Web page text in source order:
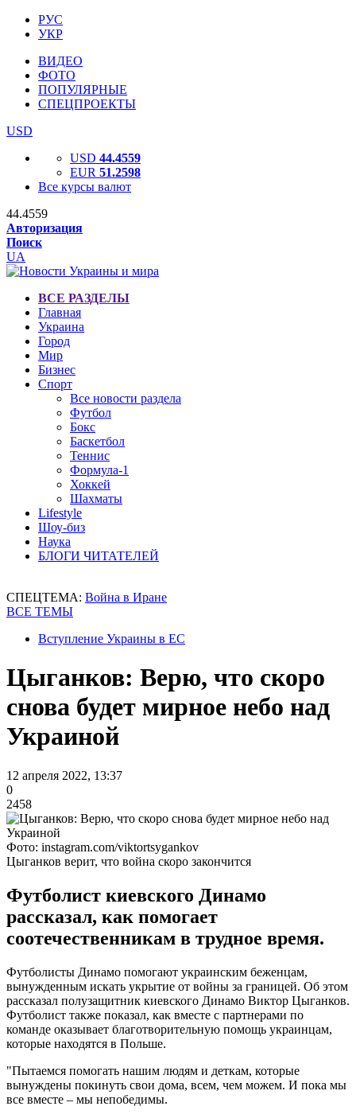
РУС
УКР
ВИДЕО
ФОТО
ПОПУЛЯРНЫЕ
СПЕЦПРОЕКТЫ
USD
USD 44.4559
EUR 51.2598
Все курсы валют
44.4559
Авторизация
Поиск
UA
ВСЕ РАЗДЕЛЫ
Главная
Украина
Город
Мир
Бизнес
Спорт
Все новости раздела
Футбол
Бокс
Баскетбол
Теннис
Формула-1
Хоккей
Шахматы
Lifestyle
Шоу-биз
Наука
БЛОГИ ЧИТАТЕЛЕЙ
СПЕЦТЕМА: Война в Иране
ВСЕ ТЕМЫ
Вступление Украины в ЕС
Цыганков: Верю, что скоро
снова будет мирное небо над
Украиной
12 апреля 2022, 13:37
0
2458
Фото: instagram.com/viktortsygankov
Цыганков верит, что война скоро закончится
Футболист киевского Динамо
рассказал, как помогает
соотечественникам в трудное время.
Футболисты Динамо помогают украинским беженцам,
вынужденным искать укрытие от войны за границей. Об этом
рассказал полузащитник киевского Динамо Виктор Цыганков.
Футболист также показал, как вместе с партнерами по
команде оказывает благотворительную помощь украинцам,
которые находятся в Польше.
"Пытаемся помогать нашим людям и деткам, которые
вынуждены покинуть свои дома, всем, чем можем. И пока мы
все вместе – мы непобедимы.